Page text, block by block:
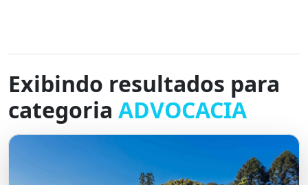
Exibindo resultados para
categoria ADVOCACIA